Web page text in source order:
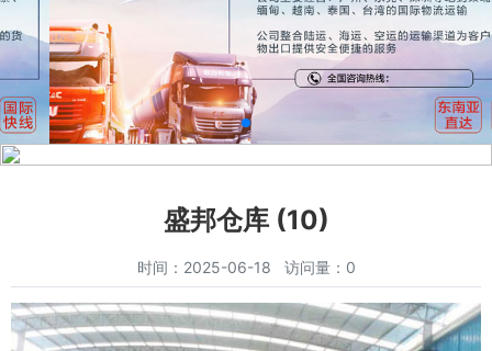
盛邦仓库 (10)
时间：2025-06-18 访问量：0